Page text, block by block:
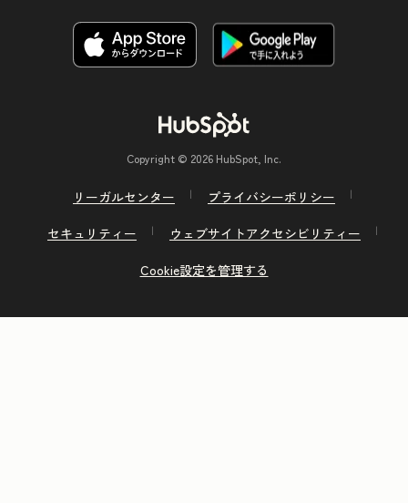
Copyright © 2026 HubSpot, Inc.
リーガルセンター
プライバシーポリシー
セキュリティー
ウェブサイトアクセシビリティー
Cookie設定を管理する